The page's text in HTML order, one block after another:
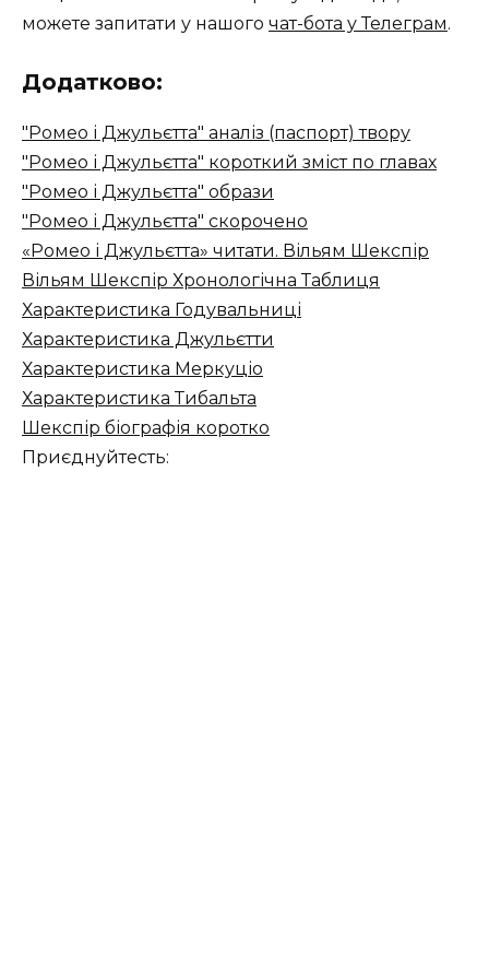
можете запитати у нашого чат-бота у Телеграм.
Додатково:
"Ромео і Джульєтта" аналіз (паспорт) твору
"Ромео і Джульєтта" короткий зміст по главах
"Ромео і Джульєтта" образи
"Ромео і Джульєтта" скорочено
«Ромео і Джульєтта» читати. Вільям Шекспір
Вільям Шекспір ​​Хронологічна Таблиця
Характеристика Годувальниці
Характеристика Джульєтти
Характеристика Меркуціо
Характеристика Тибальта
Шекспір біографія коротко
Приєднуйтесть: